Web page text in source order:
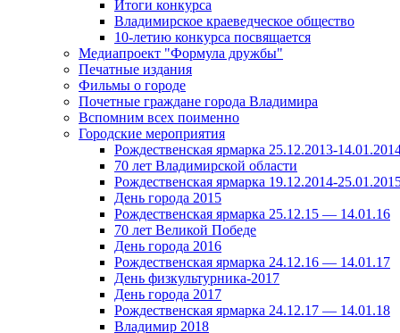
Итоги конкурса
Владимирское краеведческое общество
10-летию конкурса посвящается
Медиапроект "Формула дружбы"
Печатные издания
Фильмы о городе
Почетные граждане города Владимира
Вспомним всех поименно
Городские мероприятия
Рождественская ярмарка 25.12.2013-
70 лет Владимирской области
Рождественская ярмарка 19.12.2014-
День города 2015
Рождественская ярмарка 25.12.15 — 14.01.16
70 лет Великой Победе
День города 2016
Рождественская ярмарка 24.12.16 — 14.01.17
День физкультурника-2017
День города 2017
Рождественская ярмарка 24.12.17 — 14.01.18
Владимир 2018